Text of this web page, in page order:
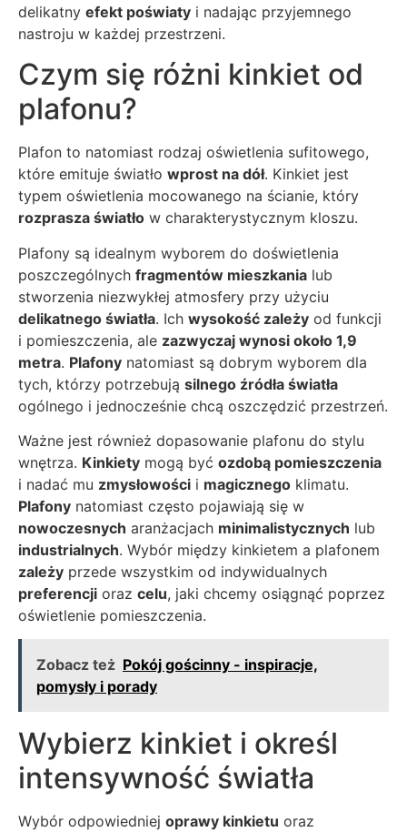
delikatny efekt poświaty i nadając przyjemnego
nastroju w każdej przestrzeni.
Czym się różni kinkiet od
plafonu?
Plafon to natomiast rodzaj oświetlenia sufitowego,
które emituje światło wprost na dół. Kinkiet jest
typem oświetlenia mocowanego na ścianie, który
rozprasza światło w charakterystycznym kloszu.
Plafony są idealnym wyborem do doświetlenia
poszczególnych fragmentów mieszkania lub
stworzenia niezwykłej atmosfery przy użyciu
delikatnego światła. Ich wysokość zależy od funkcji
i pomieszczenia, ale zazwyczaj wynosi około 1,9
metra. Plafony natomiast są dobrym wyborem dla
tych, którzy potrzebują silnego źródła światła
ogólnego i jednocześnie chcą oszczędzić przestrzeń.
Ważne jest również dopasowanie plafonu do stylu
wnętrza. Kinkiety mogą być ozdobą pomieszczenia
i nadać mu zmysłowości i magicznego klimatu.
Plafony natomiast często pojawiają się w
nowoczesnych aranżacjach minimalistycznych lub
industrialnych. Wybór między kinkietem a plafonem
zależy przede wszystkim od indywidualnych
preferencji oraz celu, jaki chcemy osiągnąć poprzez
oświetlenie pomieszczenia.
Zobacz też Pokój gościnny - inspiracje,
pomysły i porady
Wybierz kinkiet i określ
intensywność światła
Wybór odpowiedniej oprawy kinkietu oraz